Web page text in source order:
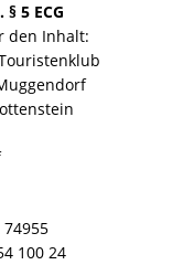
5 ECG
den Inhalt:
100 24